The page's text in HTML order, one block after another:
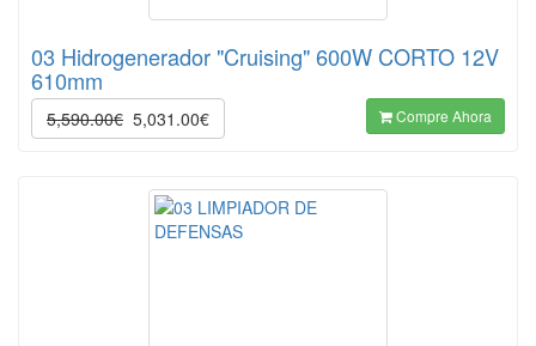
03 Hidrogenerador "Cruising" 600W CORTO 12V
610mm
5,590.00€ 5,031.00€ Compre Ahora